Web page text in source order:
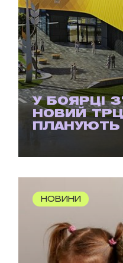
У БОЯРЦІ
НОВИЙ
ПЛАНУЮТЬ
НОВИНИ